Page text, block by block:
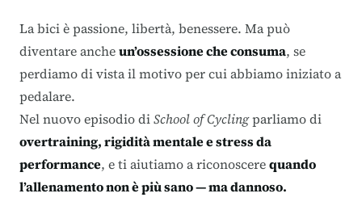
La bici è passione, libertà, benessere. Ma può
diventare ancheun’ossessione che consuma, se
perdiamo di vista il motivo per cui abbiamo iniziato a
pedalare.
Nel nuovo episodio diSchool of Cyclingparliamo di
overtraining, rigidità mentale e stress da
performance, e ti aiutiamo a riconoscerequando
l’allenamento non è più sano — ma dannoso.